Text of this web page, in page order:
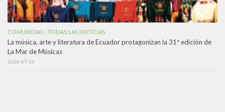
COMUNIDAD /TODAS LAS NOTICIAS
La música, arte y literatura de Ecuador protagonizan la 31ª edición de
La Mar de Músicas
2026-07-15